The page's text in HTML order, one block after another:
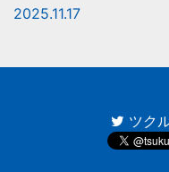
2025.11.17
ツク